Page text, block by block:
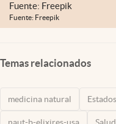
Fuente: Freepik
Fuente: Freepik
Temas relacionados
medicina natural